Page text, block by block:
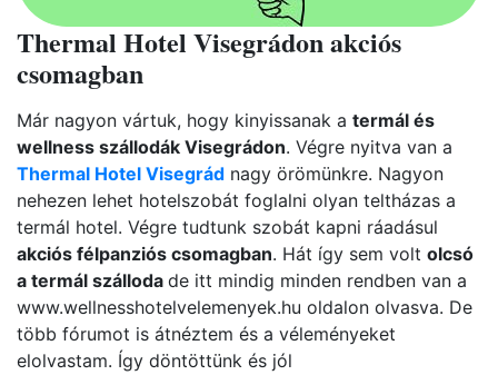
Thermal Hotel Visegrádon akciós
csomagban
Már nagyon vártuk, hogy kinyissanak a termál és
wellness szállodák Visegrádon. Végre nyitva van a
Thermal Hotel Visegrád nagy örömünkre. Nagyon
nehezen lehet hotelszobát foglalni olyan teltházas a
termál hotel. Végre tudtunk szobát kapni ráadásul
akciós félpanziós csomagban. Hát így sem volt olcsó
a termál szálloda de itt mindig minden rendben van a
www.wellnesshotelvelemenyek.hu oldalon olvasva. De
több fórumot is átnéztem és a véleményeket
elolvastam. Így döntöttünk és jól